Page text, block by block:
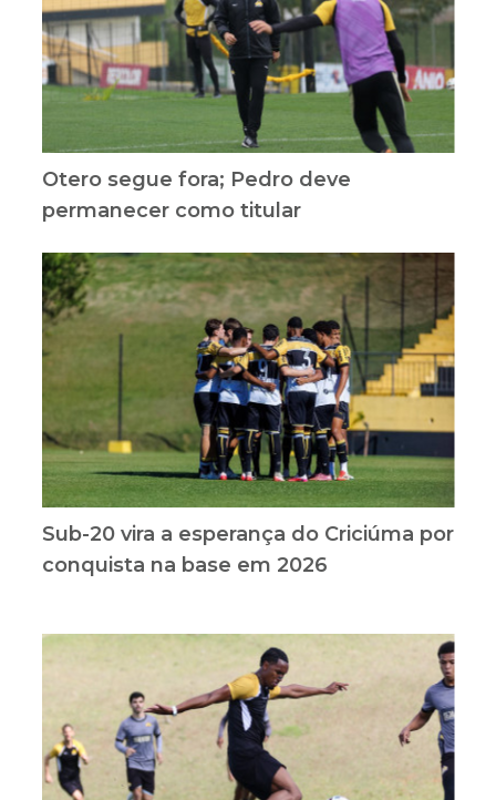
Otero segue fora; Pedro deve
permanecer como titular
Sub-20 vira a esperança do Criciúma por
conquista na base em 2026